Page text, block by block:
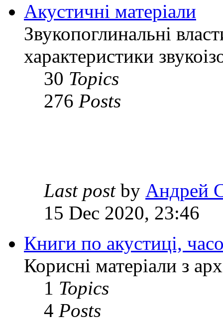
Акустичні матеріали
Звукопоглинальні
характеристики
30 Topics
276 Posts
Last postby Андрей
15 Dec 2020, 23:46
Книги по акустиці,
Корисні матеріали з
1 Topics
4 Posts